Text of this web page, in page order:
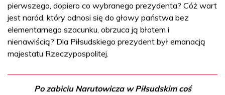
pierwszego, dopiero co wybranego prezydenta? Cóż wart
jest naród, który odnosi się do głowy państwa bez
elementarnego szacunku, obrzuca ją błotem i
nienawiścią? Dla Piłsudskiego prezydent był emanacją
majestatu Rzeczypospolitej.
Po zabiciu Narutowicza w Piłsudskim coś